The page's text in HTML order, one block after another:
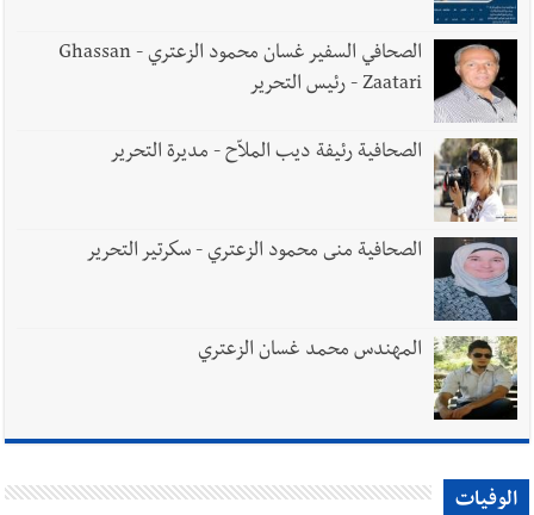
الصحافي السفير غسان محمود الزعتري - Ghassan
Zaatari - رئيس التحرير
الصحافية رئيفة ديب الملاّح - مديرة التحرير
الصحافية منى محمود الزعتري - سكرتير التحرير
المهندس محمد غسان الزعتري
الوفيات